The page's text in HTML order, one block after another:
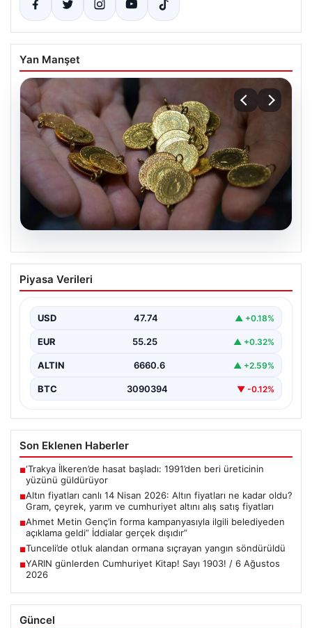
Yan Manşet
07.08.2026
Altın fiyatları canlı 14 Nisan 2026: Altın
fiyatları ne kadar oldu? Gram, çeyrek,
fiyatları
{“title”: “14 Nisan 2026 Güncel Altın Fiyatları: Gram,
Çeyrek, Yarım ve Cumhuriyet Altını Satış…
Piyasa Verileri
USD 47.74 ▲ +0.18%
EUR 55.25 ▲ +0.32%
ALTIN 6660.6 ▲ +2.59%
BTC 3090394 ▼ -0.12%
Son Eklenen Haberler
■‘Trakya İlkeren’de hasat başladı: 1991’den beri üreticinin
yüzünü güldürüyor
■Altın fiyatları canlı 14 Nisan 2026: Altın fiyatları ne kadar oldu?
Gram, çeyrek, yarım ve cumhuriyet altını alış satış fiyatları
■Ahmet Metin Genç’in forma kampanyasıyla ilgili belediyeden
açıklama geldi” İddialar gerçek dışıdır”
■Tunceli’de otluk alandan ormana sıçrayan yangın söndürüldü
■YARIN günlerden Cumhuriyet Kitap! Sayı 1903! / 6 Ağustos
2026
Güncel